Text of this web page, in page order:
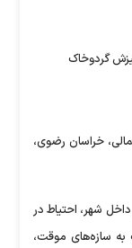
گردوخاک
شمالی، خراسان رضوی،
شهر، احتیاط در
به سازه‌های موقت،